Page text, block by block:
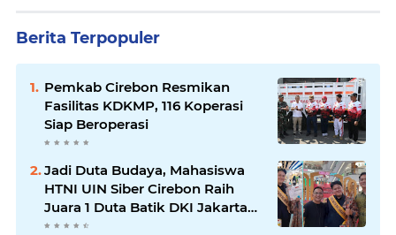
Berita Terpopuler
Pemkab Cirebon Resmikan
Fasilitas KDKMP, 116 Koperasi
Siap Beroperasi
Jadi Duta Budaya, Mahasiswa
HTNI UIN Siber Cirebon Raih
Juara 1 Duta Batik DKI Jakarta
2026